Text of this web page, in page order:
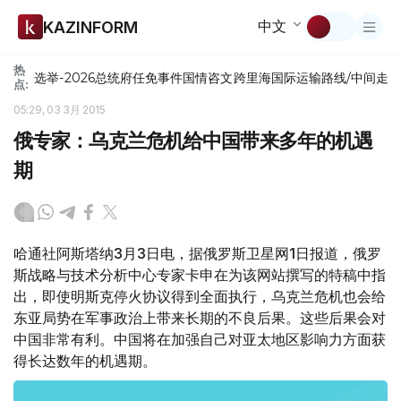
KAZINFORM 中文
热
点: 选举-2026总统府任免事件国情咨文跨里海国际运输路线/中间走廊
05:29, 03 3月 2015
俄专家：乌克兰危机给中国带来多年的机遇
期
哈通社阿斯塔纳3月3日电，据俄罗斯卫星网1日报道，俄罗
斯战略与技术分析中心专家卡申在为该网站撰写的特稿中指
出，即使明斯克停火协议得到全面执行，乌克兰危机也会给
东亚局势在军事政治上带来长期的不良后果。这些后果会对
中国非常有利。中国将在加强自己对亚太地区影响力方面获
得长达数年的机遇期。